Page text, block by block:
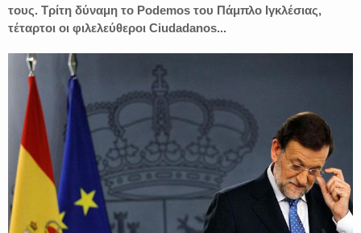
τους. Τρίτη δύναμη το Podemos του Πάμπλο Ιγκλέσιας,
τέταρτοι οι φιλελεύθεροι Ciudadanos...